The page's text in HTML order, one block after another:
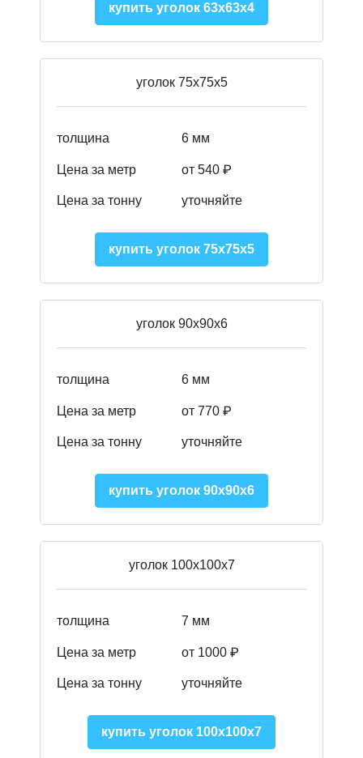
купить уголок 63х63х4
уголок 75х75х5
толщина 6 мм
Цена за метр от 540 ₽
Цена за тонну уточняйте
купить уголок 75х75х5
уголок 90х90х6
толщина 6 мм
Цена за метр от 770 ₽
Цена за тонну уточняйте
купить уголок 90х90х6
уголок 100х100х7
толщина 7 мм
Цена за метр от 1000 ₽
Цена за тонну уточняйте
купить уголок 100х100х7